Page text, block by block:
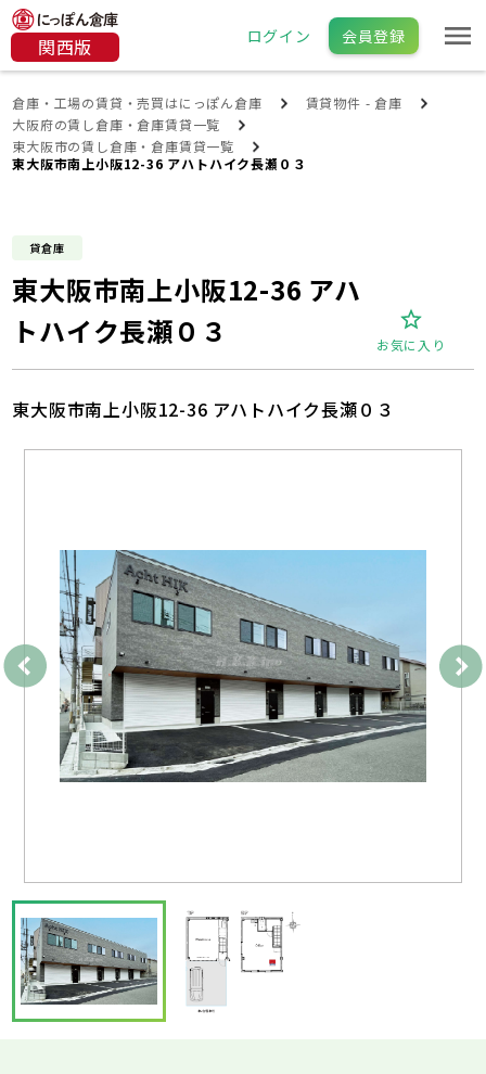
関西版 ログイン 会員登録
倉庫・工場の賃貸・売買はにっぽん倉庫
賃貸物件 - 倉庫
大阪府の賃し倉庫・倉庫賃貸一覧
東大阪市の賃し倉庫・倉庫賃貸一覧
東大阪市南上小阪12-36 アハトハイク長瀬０３
貸倉庫
東大阪市南上小阪12-36 アハ
トハイク長瀬０３
お気に入り
東大阪市南上小阪12-36 アハトハイク長瀬０３